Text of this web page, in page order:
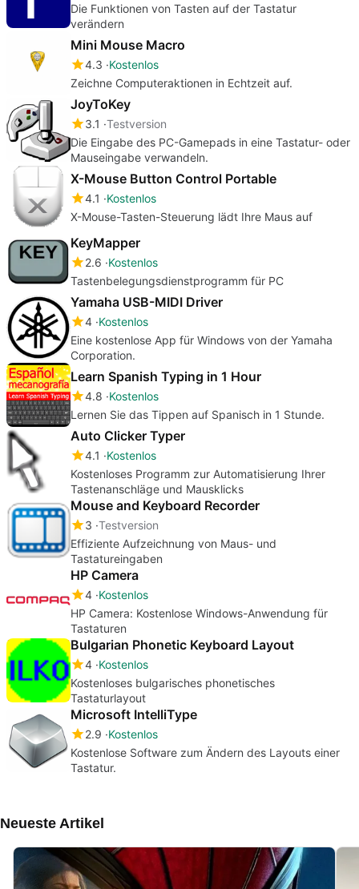
Die Funktionen von Tasten auf der Tastatur
verändern
Mini Mouse Macro
4.3 Kostenlos
Zeichne Computeraktionen in Echtzeit auf.
JoyToKey
3.1 Testversion
Die Eingabe des PC-Gamepads in eine Tastatur- oder
Mauseingabe verwandeln.
X-Mouse Button Control Portable
4.1
Kostenlos
X-Mouse-Tasten-Steuerung lädt Ihre Maus auf
KeyMapper
2.6 Kostenlos
Tastenbelegungsdienstprogramm für PC
Yamaha USB-MIDI Driver
4 Kostenlos
Eine kostenlose App für Windows von der Yamaha
Corporation.
Learn Spanish Typing in 1 Hour
4.8 Kostenlos
Lernen Sie das Tippen auf Spanisch in 1 Stunde.
Auto Clicker Typer
4.1
Kostenlos
Kostenloses Programm zur Automatisierung Ihrer
Tastenanschläge und Mausklicks
Mouse and Keyboard Recorder
3 Testversion
Effiziente Aufzeichnung von Maus- und
Tastatureingaben
HP Camera
4 Kostenlos
HP Camera: Kostenlose Windows-Anwendung für
Tastaturen
Bulgarian Phonetic Keyboard Layout
4 Kostenlos
Kostenloses bulgarisches phonetisches
Tastaturlayout
Microsoft IntelliType
2.9 Kostenlos
Kostenlose Software zum Ändern des Layouts einer
Tastatur.
Neueste Artikel